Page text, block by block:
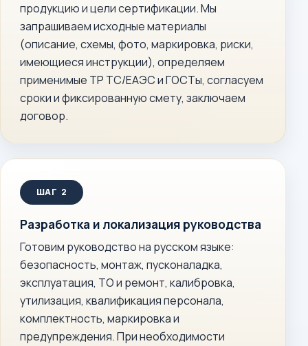
продукцию и цели сертификации. Мы
запрашиваем исходные материалы
(описание, схемы, фото, маркировка, риски,
имеющиеся инструкции), определяем
применимые ТР ТС/ЕАЭС и ГОСТы, согласуем
сроки и фиксированную смету, заключаем
договор.
Разработка и локализация руководства
Готовим руководство на русском языке:
безопасность, монтаж, пусконаладка,
эксплуатация, ТО и ремонт, калибровка,
утилизация, квалификация персонала,
комплектность, маркировка и
предупреждения. При необходимости